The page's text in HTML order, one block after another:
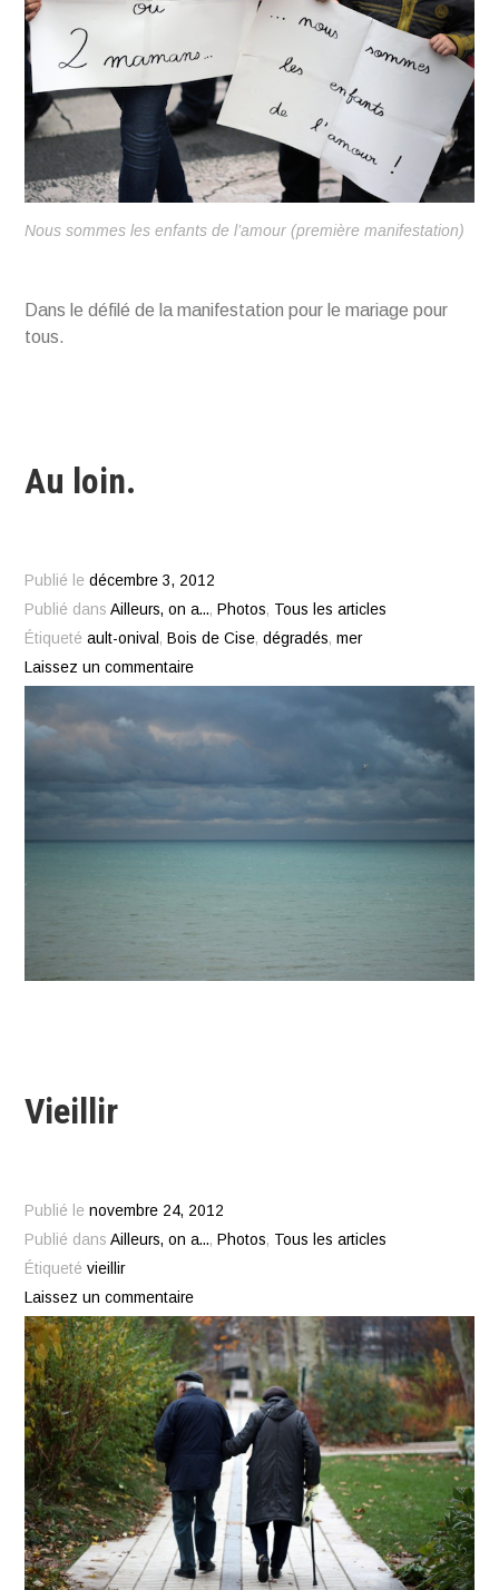
Nous sommes les enfants de l’amour (première manifestation)
Dans le défilé de la manifestation pour le mariage pour
tous.
Au loin.
Publié ledécembre 3, 2012
Publié dansAilleurs, on a..., Photos, Tous les articles
Étiquetéault-onival , Bois de Cise,dégradés,mer
Laissez un commentaire
Vieillir
Publié lenovembre 24, 2012
Publié dansAilleurs, on a..., Photos, Tous les articles
Étiquetévieillir
Laissez un commentaire